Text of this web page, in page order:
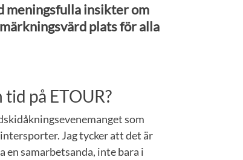
meningsfulla insikter om
plats för alla
på ETOUR?
som
Jag tycker att det är
en samarbetsanda, inte bara i